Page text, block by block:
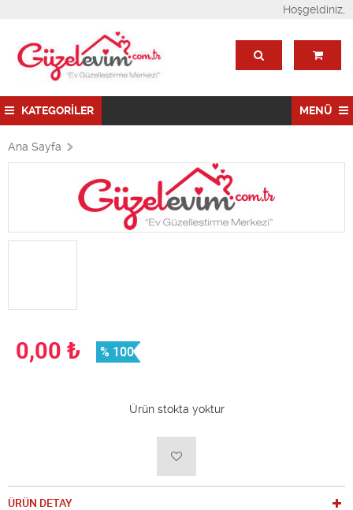
Hoşgeldiniz,
KATEGORİLER MENÜ
Ana Sayfa
0,00 ₺ % 100
Ürün stokta yoktur
ÜRÜN DETAY